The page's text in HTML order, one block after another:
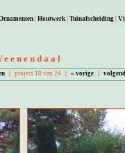
Houtwerk Tuinafscheiding
| project 18 van 24| « vorige|